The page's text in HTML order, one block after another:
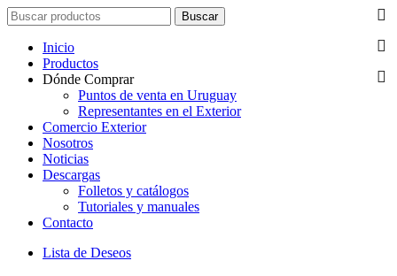
Search
for:
Buscar
Inicio
Productos
Dónde Comprar
Puntos de venta en Uruguay
Representantes en el Exterior
Comercio Exterior
Nosotros
Noticias
Descargas
Folletos y catálogos
Tutoriales y manuales
Contacto
Lista de Deseos